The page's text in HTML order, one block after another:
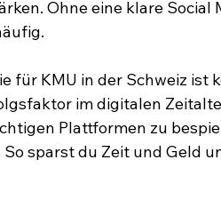
Ohne eine klare Social
für KMU in der Schweiz ist
im digitalen
Plattformen zu
sparst du Zeit und Geld